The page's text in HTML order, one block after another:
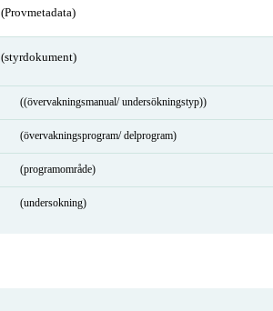
(Provmetadata)
(styrdokument)
((övervakningsmanual/ undersökningstyp))
(övervakningsprogram/ delprogram)
(programområde)
(undersokning)